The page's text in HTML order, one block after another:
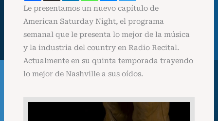
Le presentamos un nuevo capítulo de
American Saturday Night, el programa
semanal que le presenta lo mejor de la música
y la industria del country en Radio Recital.
Actualmente en su quinta temporada trayendo
lo mejor de Nashville a sus oídos.